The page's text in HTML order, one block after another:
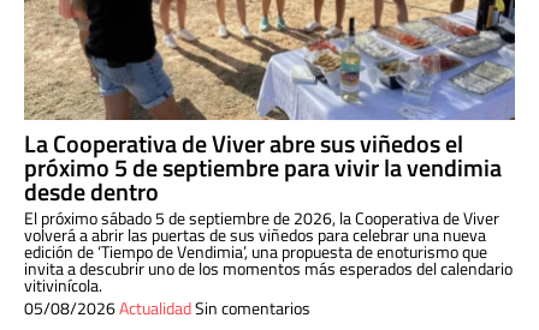
La Cooperativa de Viver abre sus viñedos el
próximo 5 de septiembre para vivir la vendimia
desde dentro
El próximo sábado 5 de septiembre de 2026, la Cooperativa de Viver
volverá a abrir las puertas de sus viñedos para celebrar una nueva
edición de ‘Tiempo de Vendimia’, una propuesta de enoturismo que
invita a descubrir uno de los momentos más esperados del calendario
vitivinícola.
05/08/2026ActualidadSin comentarios